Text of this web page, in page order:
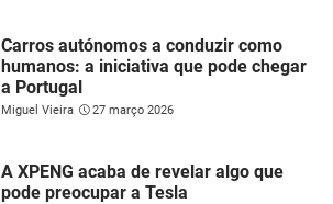
Carros autónomos a conduzir como
humanos: a iniciativa que pode chegar
a Portugal
Miguel Vieira 27 março 2026
A XPENG acaba de revelar algo que
pode preocupar a Tesla